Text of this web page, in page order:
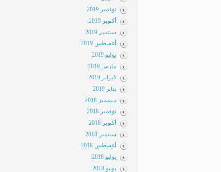
نوفمبر 2019
أكتوبر 2019
سبتمبر 2019
أغسطس 2019
يوليو 2019
مارس 2019
فبراير 2019
يناير 2019
ديسمبر 2018
نوفمبر 2018
أكتوبر 2018
سبتمبر 2018
أغسطس 2018
يوليو 2018
يونيو 2018